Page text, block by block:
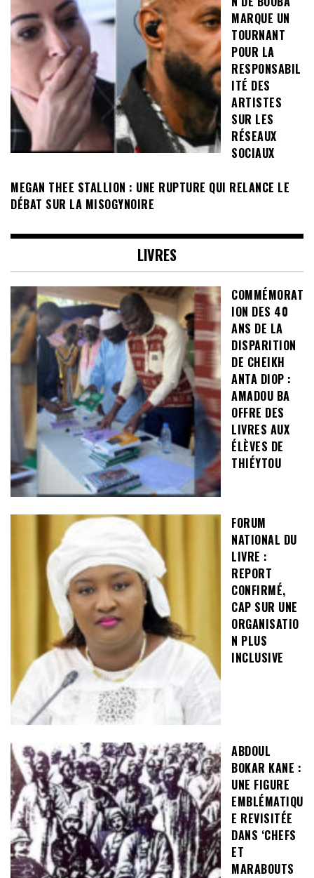
MARQUE UN
TOURNANT
POUR LA
RESPONSABIL
ITÉ DES
ARTISTES
SUR LES
RÉSEAUX
SOCIAUX
MEGAN THEE STALLION : UNE RUPTURE QUI RELANCE LE
DÉBAT SUR LA MISOGYNOIRE
LIVRES
COMMÉMORAT
ION DES 40
ANS DE LA
DISPARITION
DE CHEIKH
ANTA DIOP :
AMADOU BA
OFFRE DES
LIVRES AUX
ÉLÈVES DE
THIÉYTOU
FORUM
NATIONAL DU
LIVRE :
REPORT
CONFIRMÉ,
CAP SUR UNE
ORGANISATIO
N PLUS
INCLUSIVE
ABDOUL
BOKAR KANE :
UNE FIGURE
EMBLÉMATIQU
E REVISITÉE
DANS ‘CHEFS
ET
MARABOUTS